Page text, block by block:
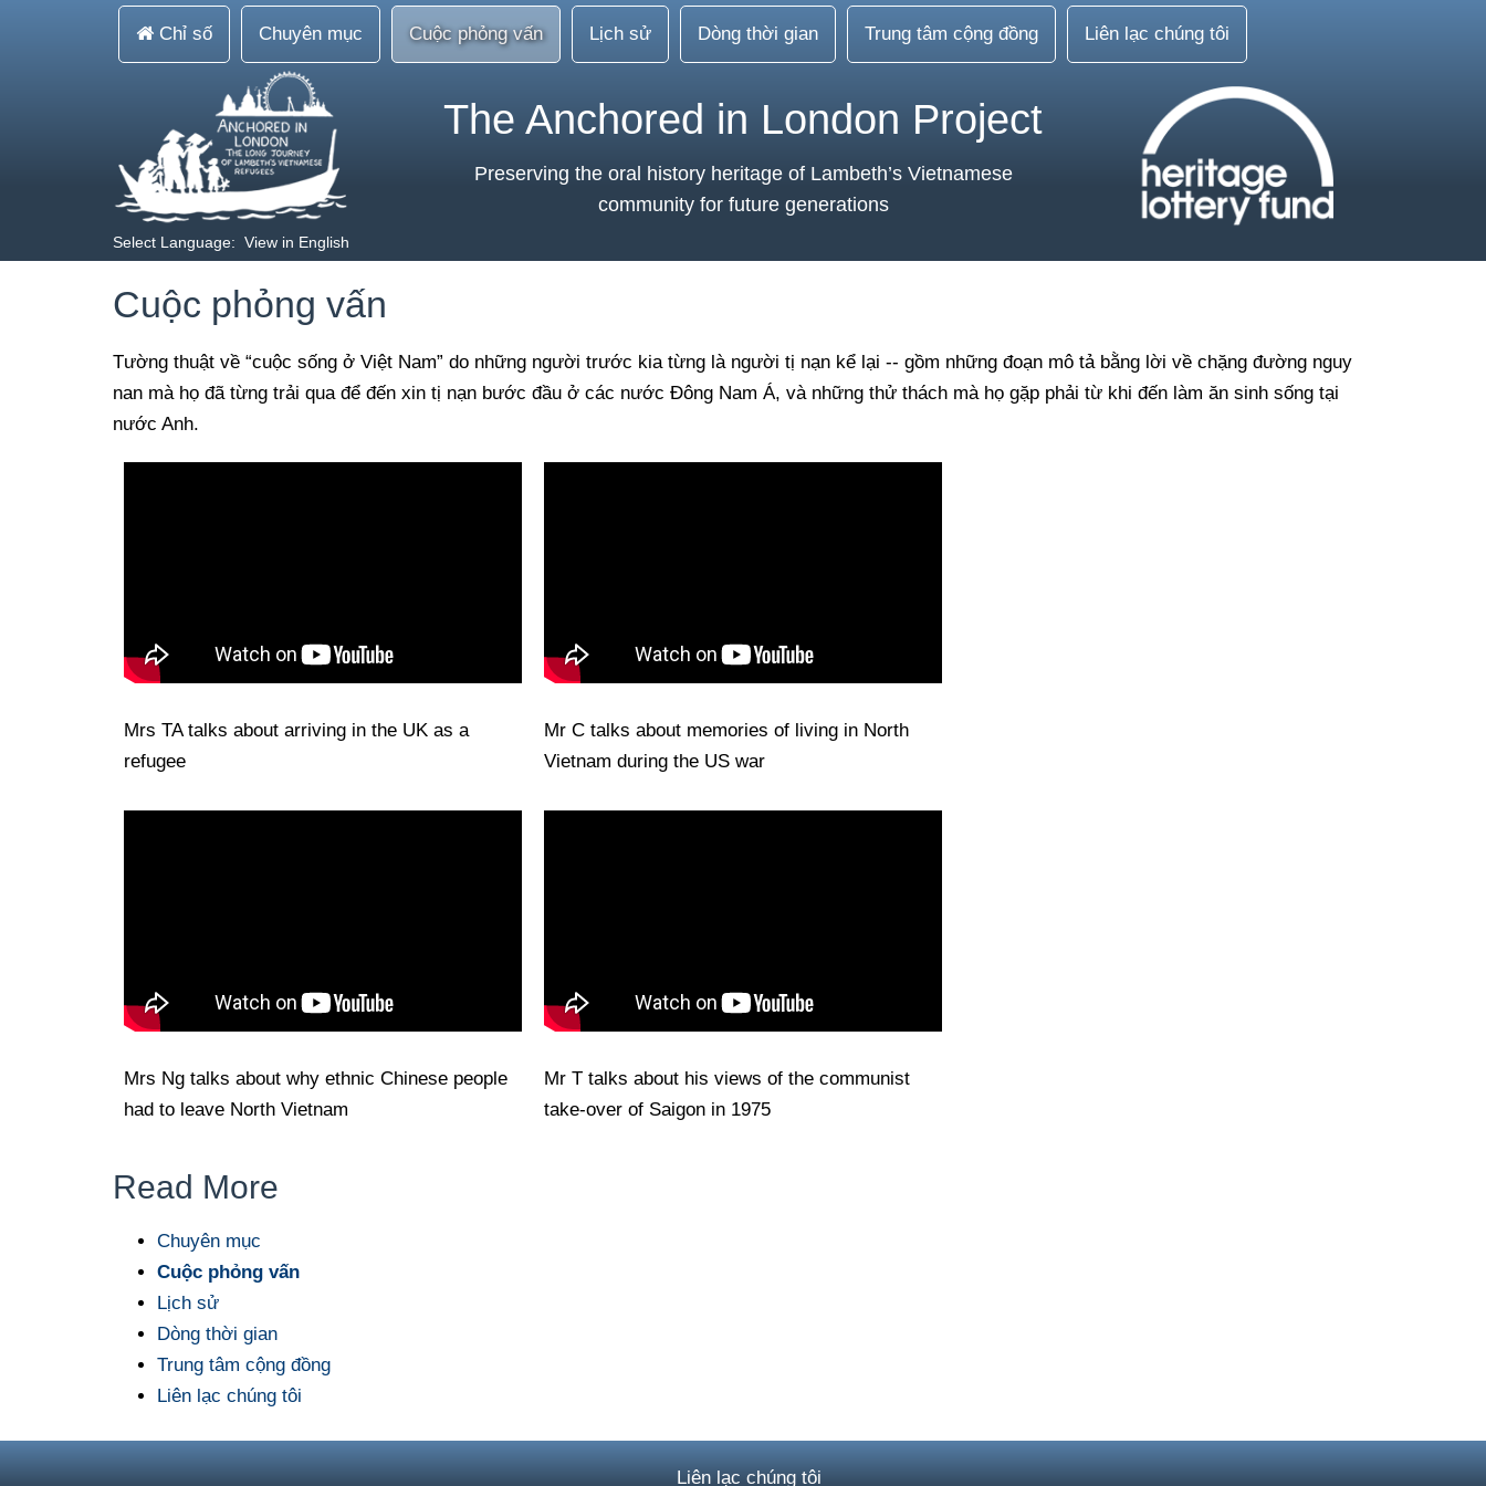
Chỉ số Chuyên mục Cuộc phỏng vấn Lịch sử Dòng thời gian Trung tâm cộng đồng Liên lạc chúng tôi
The Anchored in London Project
Preserving the oral history heritage of Lambeth’s Vietnamese
community for future generations
Select Language: View in English
Cuộc phỏng vấn
Tường thuật về “cuộc sống ở Việt Nam” do những người trước kia từng là người tị nạn kể lại -- gồm những đoạn mô tả bằng lời về chặng đường nguy
nan mà họ đã từng trải qua để đến xin tị nạn bước đầu ở các nước Đông Nam Á, và những thử thách mà họ gặp phải từ khi đến làm ăn sinh sống tại
nước Anh.
Mrs TA talks about arriving in the UK as a
refugee
Mr C talks about memories of living in North
Vietnam during the US war
Mrs Ng talks about why ethnic Chinese people
had to leave North Vietnam
Mr T talks about his views of the communist
take-over of Saigon in 1975
Read More
Chuyên mục
Cuộc phỏng vấn
Lịch sử
Dòng thời gian
Trung tâm cộng đồng
Liên lạc chúng tôi
Liên lạc chúng tôi